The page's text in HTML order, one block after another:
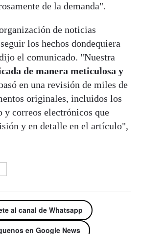
de la demanda".
de noticias
los hechos dondequiera
el comunicado. "Nuestra
de manera meticulosa y
en una revisión de miles de
originales, incluidos los
y correos electrónicos que
y en detalle en el artículo",
al canal de Whatsapp
en Google News